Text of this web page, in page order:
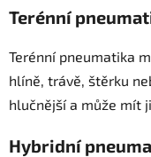
Terénní
Terénní pneumatika
hlíně, trávě, štěrku
hlučnější a může mít
Hybridní